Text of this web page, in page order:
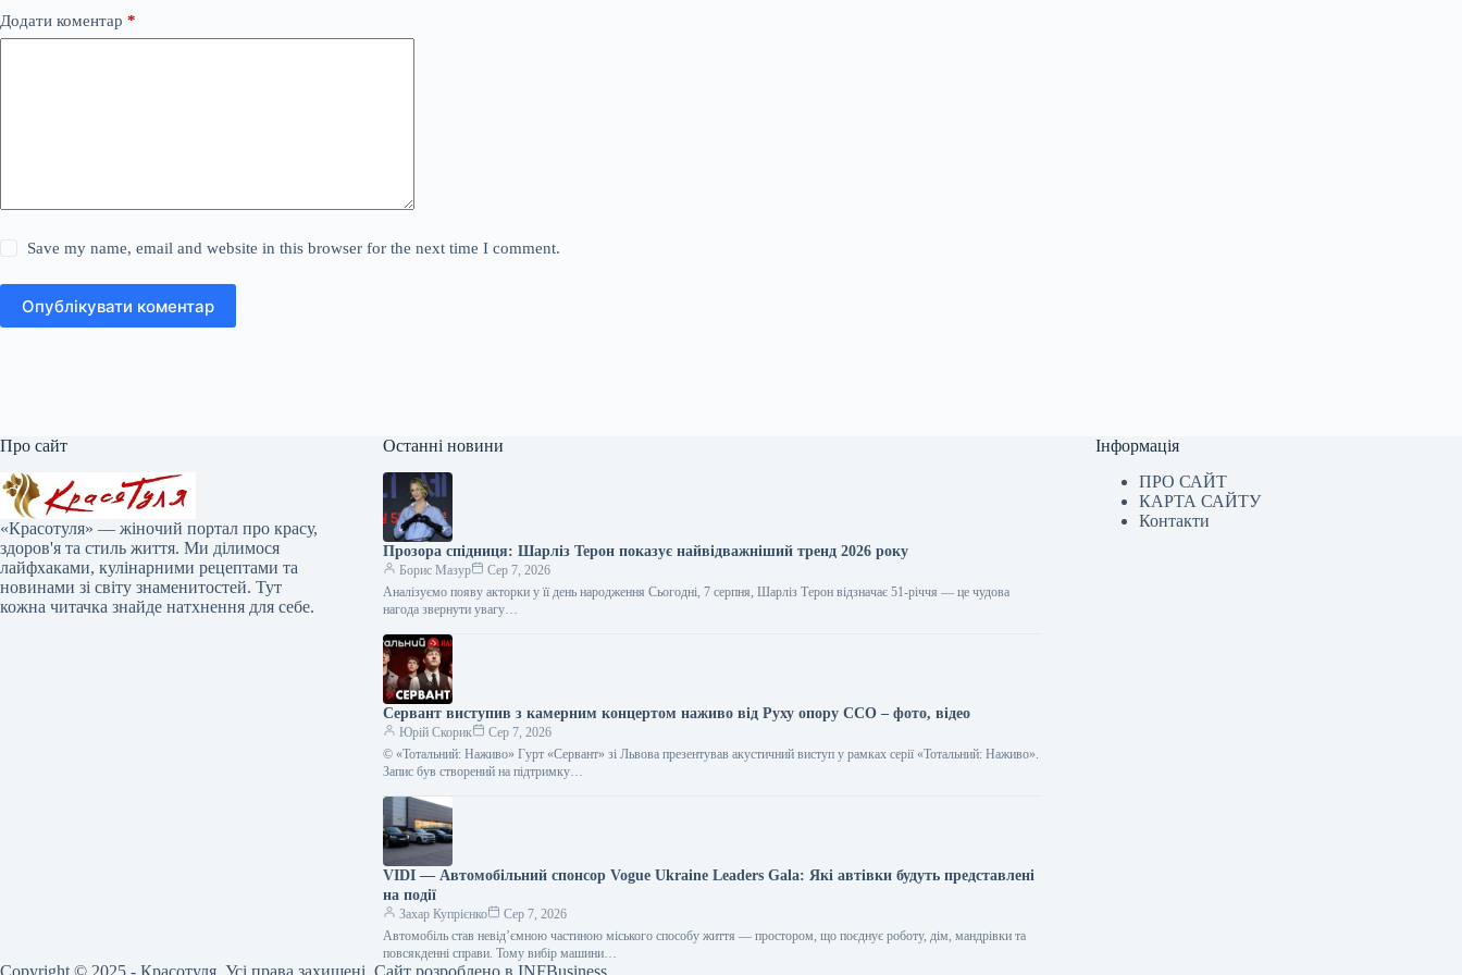
Додати коментар *
Save my name, email and website in this browser for the next time I comment.
Опублікувати коментар
Про сайт
«Красотуля» — жіночий портал про красу,
здоров'я та стиль життя. Ми ділимося
лайфхаками, кулінарними рецептами та
новинами зі світу знаменитостей. Тут
кожна читачка знайде натхнення для себе.
Останні новини
Прозора спідниця: Шарліз Терон показує найвідважніший тренд 2026 року
Борис Мазур
Сер 7, 2026
Аналізуємо появу акторки у її день народження Сьогодні, 7 серпня, Шарліз Терон відзначає 51-річчя — це чудова
нагода звернути увагу…
Сервант виступив з камерним концертом наживо від Руху опору ССО – фото, відео
Юрій Скорик
Сер 7, 2026
© «Тотальний: Наживо» Гурт «Сервант» зі Львова презентував акустичний виступ у рамках серії «Тотальний: Наживо».
Запис був створений на підтримку…
VIDI — Автомобільний спонсор Vogue Ukraine Leaders Gala: Які автівки будуть представлені
на події
Захар Купрієнко
Сер 7, 2026
Автомобіль став невід’ємною частиною міського способу життя — простором, що поєднує роботу, дім, мандрівки та
повсякденні справи. Тому вибір машини…
Інформація
ПРО САЙТ
КАРТА САЙТУ
Контакти
Copyright © 2025 - Красотуля. Усі права захищені. Сайт розроблено в INFBusiness